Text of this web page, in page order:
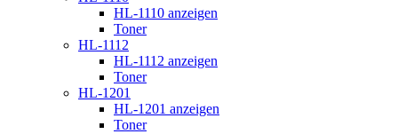
HL-1110 anzeigen
Toner
HL-1112
HL-1112 anzeigen
Toner
HL-1201
HL-1201 anzeigen
Toner